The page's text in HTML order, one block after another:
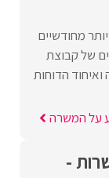
מחודשיים
של קבוצת
ואיחוד הדוחות
על המשרה
– 2 משרות -